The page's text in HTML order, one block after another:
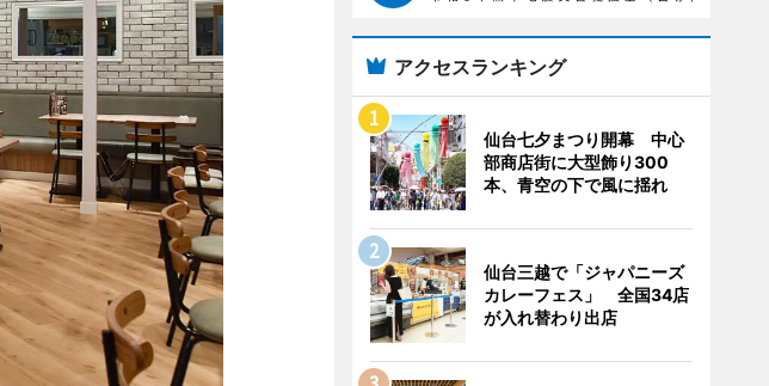
アクセスランキング
仙台七夕まつり開幕 中心
部商店街に大型飾り300
本、青空の下で風に揺れ
仙台三越で「ジャパニーズ
カレーフェス」 全国34店
が入れ替わり出店